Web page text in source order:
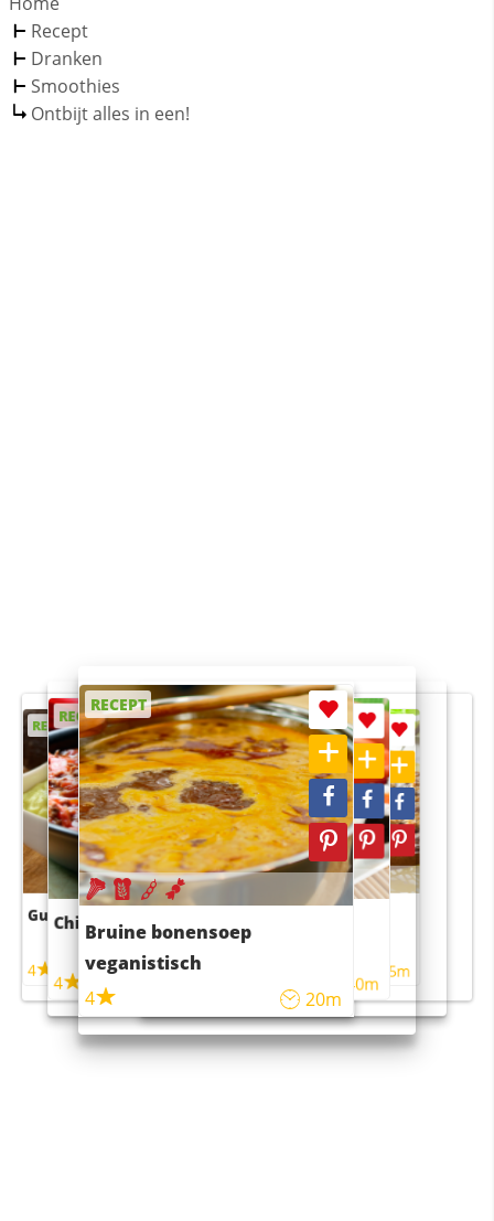
Recept
Dranken
Smoothies
Ontbijt alles in een!
RECEPT
Guacamole
4
RECEPT
Chili con carne
4
RECEPT
Bruine bonensoep
veganistisch
4
20m
RECEPT
Sushi rijstsalade
maaltijdsalade
40m
RECEPT
4 55m